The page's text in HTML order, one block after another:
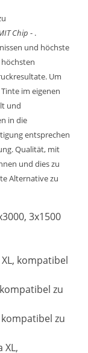
Chip - .
und höchste
Um
im eigenen
und
in die
entsprechen
Qualität, mit
und dies zu
Alternative zu
3x1500
kompatibel
zu
zu
XL,